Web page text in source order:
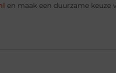
en maak een duurzame keuze